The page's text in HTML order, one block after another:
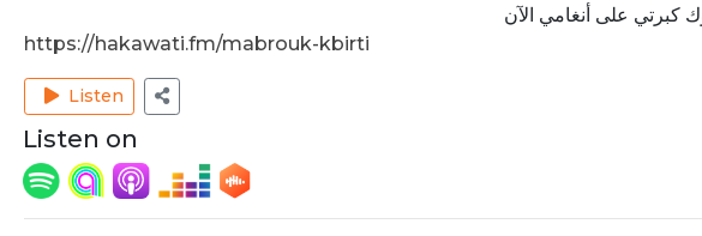
كبرتي على أنغامي الآن
https://hakawati.fm/mabrouk-kbirti
Listen
Listen on